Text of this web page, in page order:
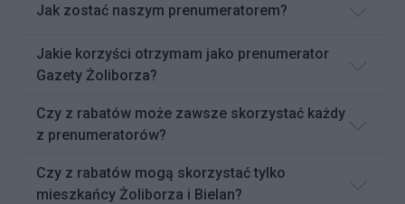
Jak zostać naszym prenumeratorem?
Jakie korzyści otrzymam jako prenumerator
Gazety Żoliborza?
Czy z rabatów może zawsze skorzystać każdy
z prenumeratorów?
Czy z rabatów mogą skorzystać tylko
mieszkańcy Żoliborza i Bielan?